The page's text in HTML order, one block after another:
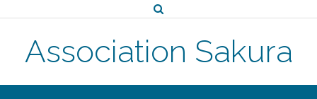
to
contentAssociation Sakura